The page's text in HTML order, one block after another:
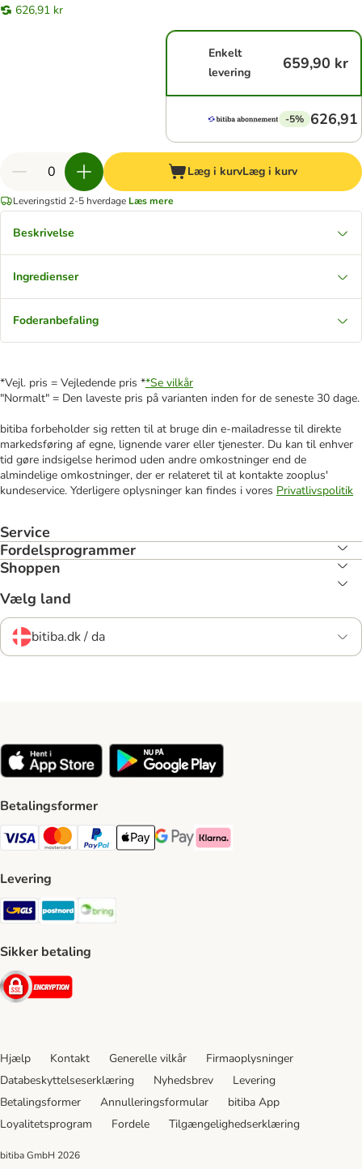
626,91 kr
Enkelt
levering
659,90 kr
-5% 626,91
Læg i kurvLæg i kurv
Leveringstid 2-5 hverdage Læs mere
Beskrivelse
Ingredienser
Foderanbefaling
*Vejl. pris = Vejledende pris **Se vilkår
"Normalt" = Den laveste pris på varianten inden for de seneste 30 dage.
bitiba forbeholder sig retten til at bruge din e-mailadresse til direkte
markedsføring af egne, lignende varer eller tjenester. Du kan til enhver
tid gøre indsigelse herimod uden andre omkostninger end de
almindelige omkostninger, der er relateret til at kontakte zooplus'
kundeservice. Yderligere oplysninger kan findes i vores Privatlivspolitik
Service
Fordelsprogrammer
Shoppen
Vælg land
bitiba.dk / da
Betalingsformer
VISA Payment Method
Mastercard Payment Method
Paypal Payment Method
Apple Pay Payment Method
Google Pay Payment Method
Klarna Payment Method
Levering
GLS Shipping Method
Postnord Shipping Method
Sikker betaling
Security
Hjælp Kontakt Generelle vilkår
Firmaoplysninger
Databeskyttelseserklæring
Nyhedsbrev
Levering
Betalingsformer
Annulleringsformular
bitiba App
Loyalitetsprogram
Fordele Tilgængelighedserklæring
bitiba GmbH 2026